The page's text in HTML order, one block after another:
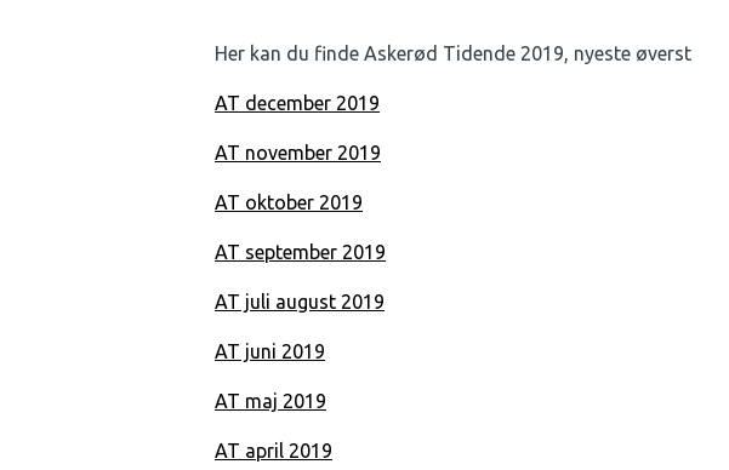
Her kan du finde Askerød Tidende 2019, nyeste øverst
AT december 2019
AT november 2019
AT oktober 2019
AT september 2019
AT juli august 2019
AT juni 2019
AT maj 2019
AT april 2019